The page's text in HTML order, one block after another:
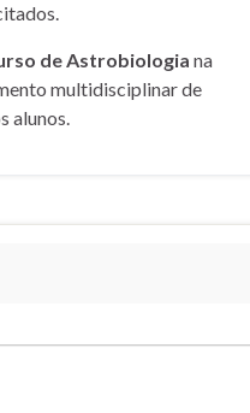
de Astrobiologia na
multidisciplinar de
alunos.